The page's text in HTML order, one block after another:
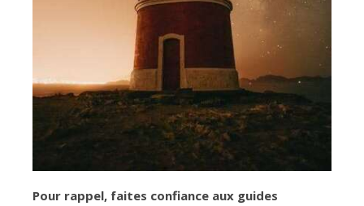
Pour rappel, faites confiance aux guides